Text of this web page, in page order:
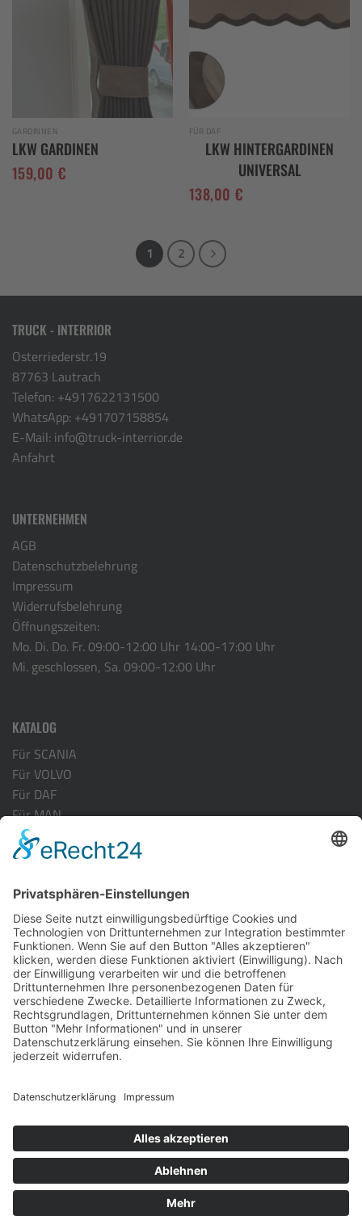
wishlist
GARDINNEN
LKW GARDINEN
159,00 €
FÜR DAF
LKW HINTERGARDINEN
UNIVERSAL
138,00 €
1 2
TRUCK - INTERRIOR
Osterriederstr.19
87763 Lautrach
Telefon: +4917622131500
WhatsApp: +491707158854
E-Mail: info@truck-interrior.de
Anfahrt
UNTERNEHMEN
AGB
Datenschutzbelehrung
Impressum
Widerrufsbelehrung
Öffnungszeiten:
Mo. Di. Do. Fr. 09:00-12:00 Uhr 14:00-17:00 Uhr
Mi. geschlossen, Sa. 09:00-12:00 Uhr
KATALOG
Für SCANIA
Für VOLVO
Für DAF
Für MAN
Für ACTROS MP-4
Für RENAULT
INFORMATION
Versandarten
Zahlungsarten
Kontakt
Vertrag widerrufen
© 2026 Truck-Interrior.de. Alle rechte vorbehalten.
MasterCard
Visa PayPal Klarna
Designed